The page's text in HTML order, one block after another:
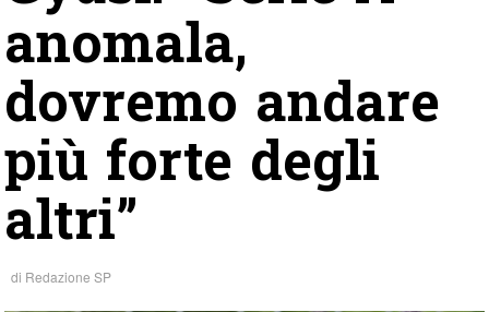
anomala,
dovremo andare
più forte degli
altri”
di Redazione SP